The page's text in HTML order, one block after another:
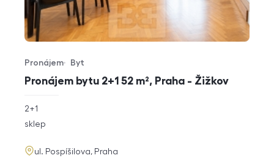
Pronájem bytu 2+1 52 m², Praha - Žižkov
Typ nabídky
Pronájem
Typ nemovitosti
Byt
rozměry
2+1
funkce
sklep
adresa
ul. Pospíšilova, Praha